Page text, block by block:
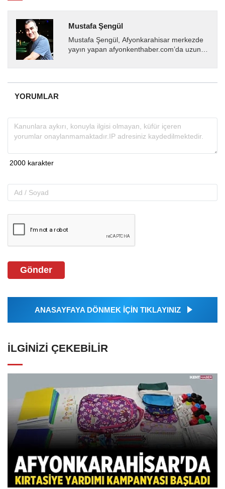
Mustafa Şengül
Mustafa Şengül, Afyonkarahisar merkezde
yayın yapan afyonkenthaber.com’da uzun
almakta, haber akışı...
YORUMLAR
Gönder
ANASAYFAYA DÖNMEK İÇİN TIKLAYINIZ
İLGINIZI ÇEKEBILIR